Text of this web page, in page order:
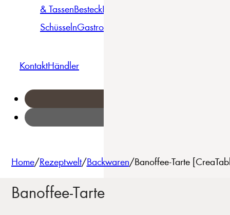
& TassenBesteckBowls &
SchüsselnGastro
KontaktHändler
Home/Rezeptwelt/Backwaren/Banoffee-Tarte
Banoffee-Tarte